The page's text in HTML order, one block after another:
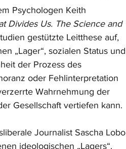
Psychologen Keith
Divides Us. The Science and
gestützte Leitthese auf,
„Lager“, sozialen Status und
der Prozess des
oder Fehlinterpretation
Wahrnehmung der
Gesellschaft vertiefen kann.
Journalist Sascha Lobo
ideologischen „Lagers“.